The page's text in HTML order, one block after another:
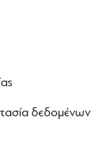
δεδομένων